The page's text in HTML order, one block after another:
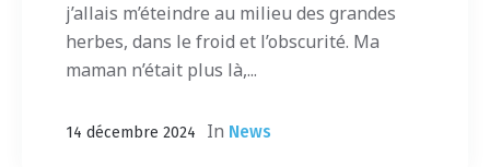
j’allais m’éteindre au milieu des grandes
herbes, dans le froid et l’obscurité. Ma
maman n’était plus là,...
14 décembre 2024 In News